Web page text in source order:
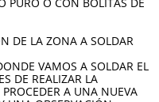
DE LA ZONA A SOLDAR
VAMOS A SOLDAR EL
DE REALIZAR LA
A UNA NUEVA